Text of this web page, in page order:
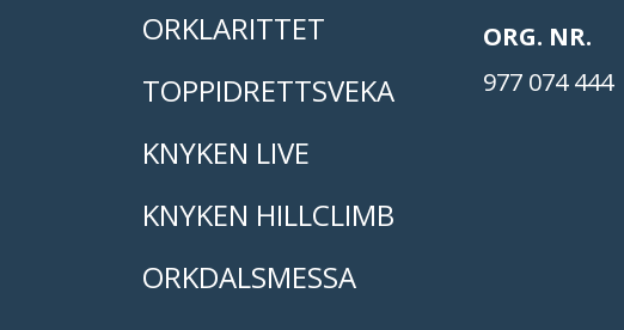
ORKLARITTET
TOPPIDRETTSVEKA
KNYKEN LIVE
KNYKEN HILLCLIMB
ORKDALSMESSA
ORG. NR.
977 074 444